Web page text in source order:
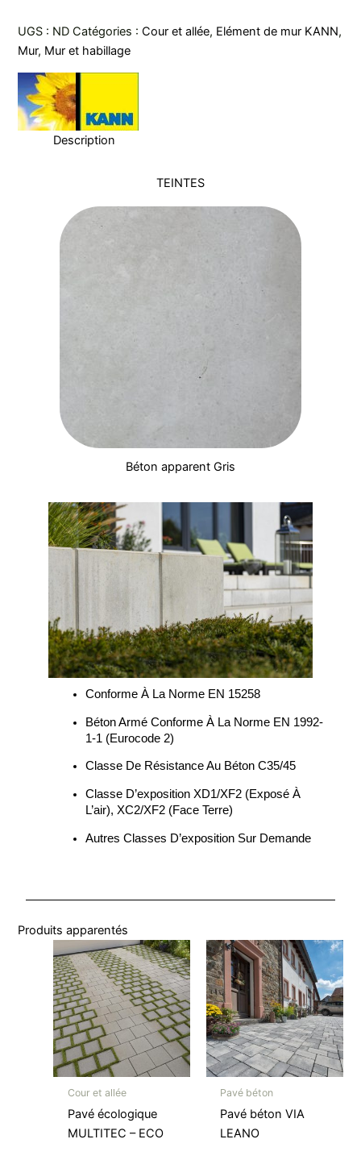
UGS : ND Catégories :Cour et allée, Elément de mur KANN,
Mur, Mur et habillage
Description
TEINTES
Béton apparent Gris
Conforme À La Norme EN 15258
Béton Armé Conforme À La Norme EN 1992-
1-1 (Eurocode 2)
Classe De Résistance Au Béton C35/45
Classe D’exposition XD1/XF2 (exposé À
L’air), XC2/XF2 (face Terre)
Autres Classes D’exposition Sur Demande
Produits apparentés
Cour et allée
Pavé écologique
MULTITEC – ECO
Pavé béton
Pavé béton VIA
LEANO